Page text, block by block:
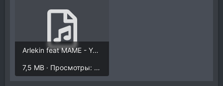
Arlekin feat MAME - You my soul.mp3
7,5 MB · Просмотры: 1.299